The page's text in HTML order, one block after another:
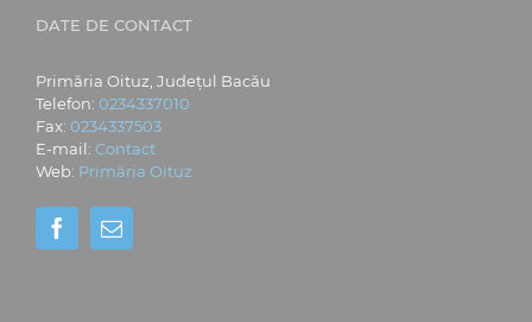
DATE DE CONTACT
Primăria Oituz, Județul Bacău
Telefon: 0234337010
Fax: 0234337503
E-mail: Contact
Web: Primăria Oituz